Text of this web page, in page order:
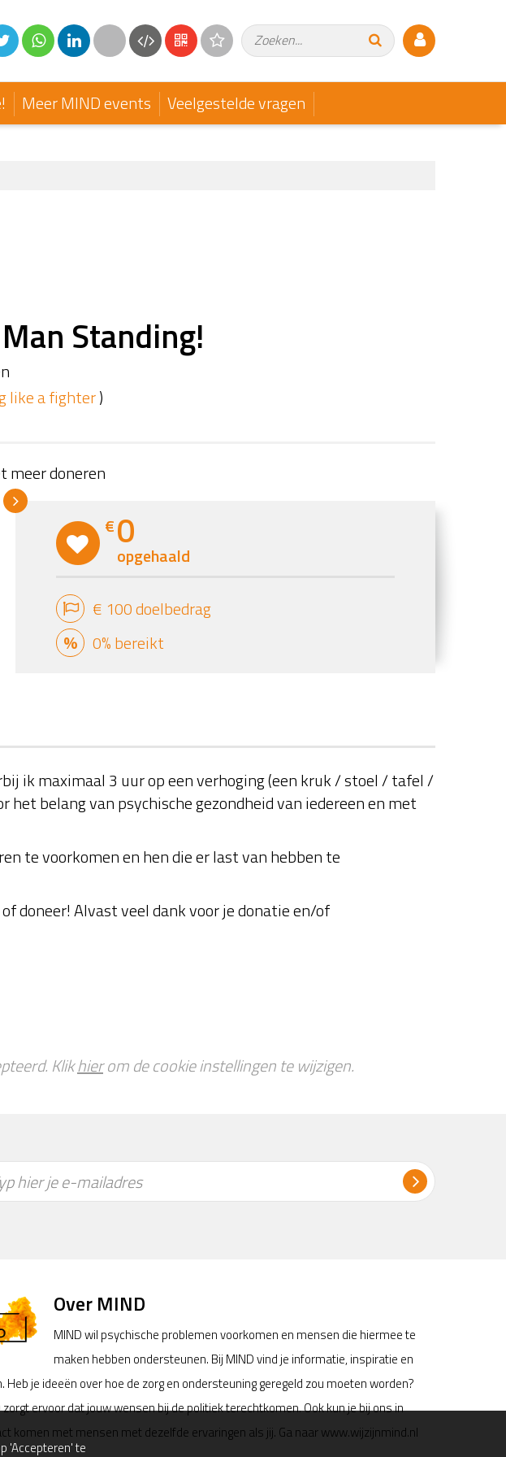
Zoeken...
Meer MIND events Veelgestelde vragen
Standing!
like a fighter)
meer doneren
€0
opgehaald
€ 100 doelbedrag
0% bereikt
ik maximaal 3 uur op een verhoging (een kruk / stoel / tafel /
belang van psychische gezondheid van iedereen en met
te voorkomen en hen die er last van hebben te
doneer! Alvast veel dank voor je donatie en/of
Klikhierom de cookie instellingen te wijzigen.
hier je e-mailadres
Over MIND
MIND wil psychische problemen voorkomen en mensen die hiermee te
maken hebben ondersteunen. Bij MIND vind je informatie, inspiratie en
Heb je ideeën over hoe de zorg en ondersteuning geregeld zou moeten worden?
zorgt ervoor dat jouw wensen bij de politiek terechtkomen. Ook kun je bij ons in
komen met mensen met dezelfde ervaringen als jij. Ga naar www.wijzijnmind.nl
'Accepteren' te